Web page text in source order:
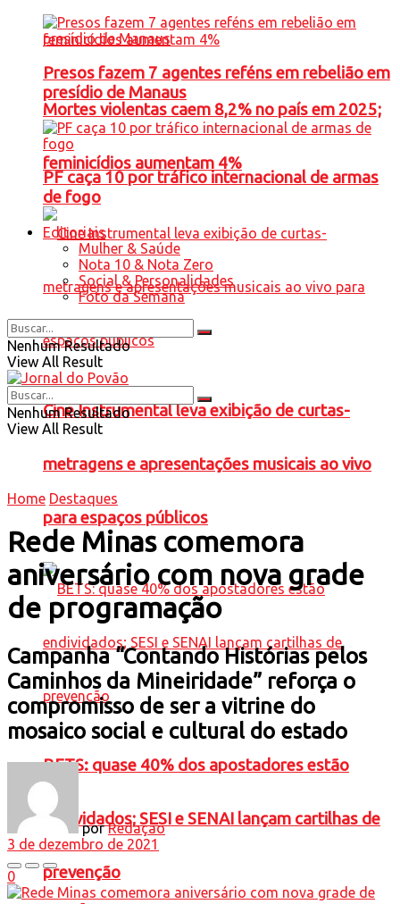
Mortes violentas caem 8,2% no país em 2025;
feminicídios aumentam 4%
Cine Instrumental leva exibição de curtas-
metragens e apresentações musicais ao vivo
para espaços públicos
BETS: quase 40% dos apostadores estão
endividados; SESI e SENAI lançam cartilhas de
prevenção
Presos fazem 7 agentes reféns em rebelião em
presídio de Manaus
PF caça 10 por tráfico internacional de armas
de fogo
Editoriais
Mulher & Saúde
Nota 10 & Nota Zero
Social & Personalidades
Foto da Semana
Nenhum Resultado
View All Result
Nenhum Resultado
View All Result
Home Destaques
Rede Minas comemora
aniversário com nova grade
de programação
Campanha “Contando Histórias pelos
Caminhos da Mineiridade” reforça o
compromisso de ser a vitrine do
mosaico social e cultural do estado
por Redação
3 de dezembro de 2021
0